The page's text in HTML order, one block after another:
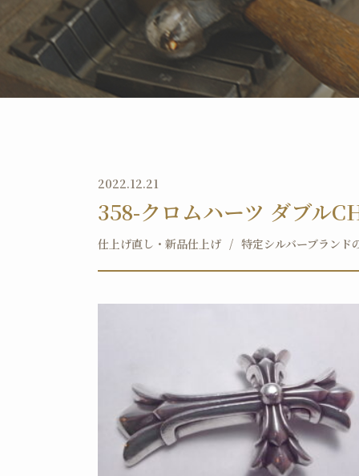
2022.12.21
358-クロムハーツ ダブル
仕上げ直し・新品仕上げ 特定シルバーブランド